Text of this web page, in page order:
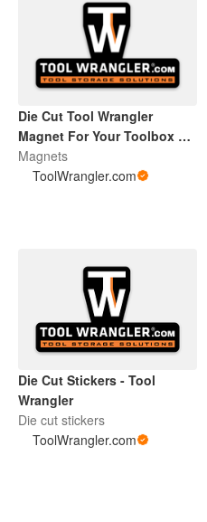
Die Cut Tool Wrangler
Magnet For Your Toolbox or
Beer Fridge
Magnets
ToolWrangler.com
Die Cut Stickers - Tool
Wrangler
Die cut stickers
ToolWrangler.com